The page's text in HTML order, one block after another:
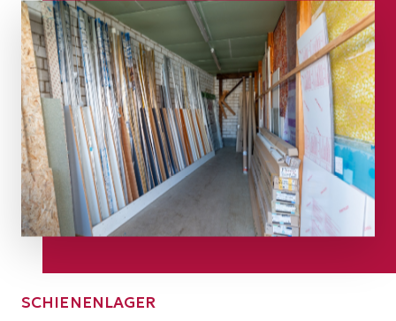
SCHIENENLAGER